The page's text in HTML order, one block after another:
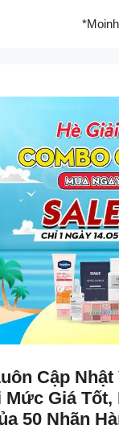
Cập
Giá Tốt,
50 Nhãn